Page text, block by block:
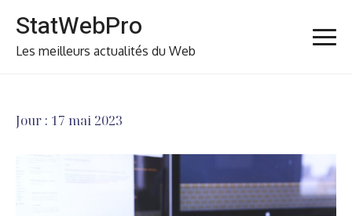
content
StatWebPro
Les meilleurs actualités du Web
Jour : 17 mai 2023